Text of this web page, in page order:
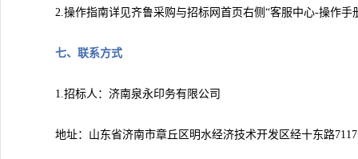
2.操作指南详见齐鲁采购与招标网首页右侧“客服中心-操作手
七、联系方式
1.招标人：济南泉永印务有限公司
地址：山东省济南市章丘区明水经济技术开发区经十东路